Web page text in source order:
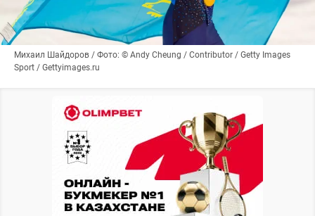
Михаил Шайдоров / Фото: © Andy Cheung / Contributor / Getty Images
Sport / Gettyimages.ru